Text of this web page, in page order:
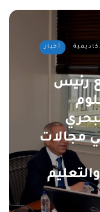
أخبار
رئيس
مجالات